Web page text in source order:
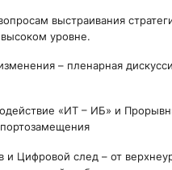
выстраивания
уровне.
– пленарная
«ИТ – ИБ» и
Цифровой след – от